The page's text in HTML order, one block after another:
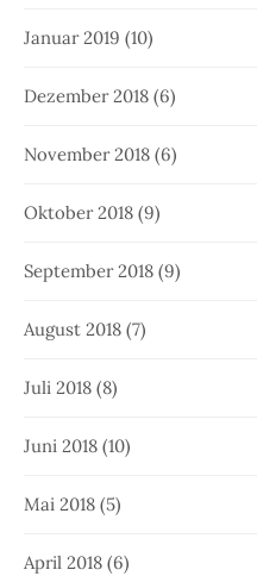
Januar 2019 (10)
Dezember 2018 (6)
November 2018 (6)
Oktober 2018 (9)
September 2018 (9)
August 2018 (7)
Juli 2018 (8)
Juni 2018 (10)
Mai 2018 (5)
April 2018 (6)